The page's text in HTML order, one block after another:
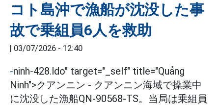
コト島沖で漁船が沈没した事
故で乗組員6人を救助
| 03/07/2026 - 12:40
-ninh-428.ldo" target="_self" title="Quảng
Ninh">クアンニン - クアンニン海域で操業中
に沈没した漁船QN-90568-TS。当局は乗組員